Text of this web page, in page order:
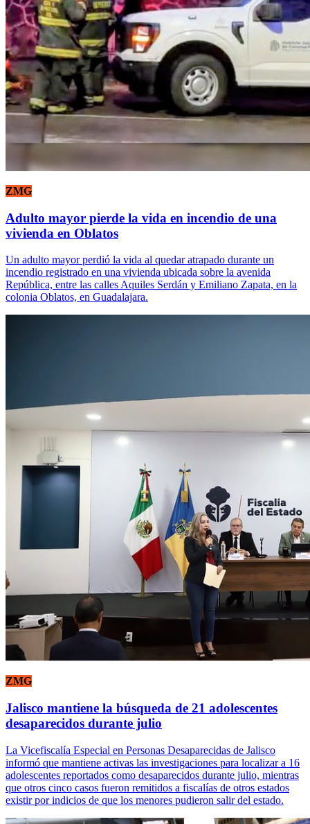
ZMG
Adulto mayor pierde la vida en incendio de una
vivienda en Oblatos
Un adulto mayor perdió la vida al quedar atrapado durante un
incendio registrado en una vivienda ubicada sobre la avenida
República, entre las calles Aquiles Serdán y Emiliano Zapata, en la
colonia Oblatos, en Guadalajara.
ZMG
Jalisco mantiene la búsqueda de 21 adolescentes
desaparecidos durante julio
La Vicefiscalía Especial en Personas Desaparecidas de Jalisco
informó que mantiene activas las investigaciones para localizar a 16
adolescentes reportados como desaparecidos durante julio, mientras
que otros cinco casos fueron remitidos a fiscalías de otros estados
existir por indicios de que los menores pudieron salir del estado.